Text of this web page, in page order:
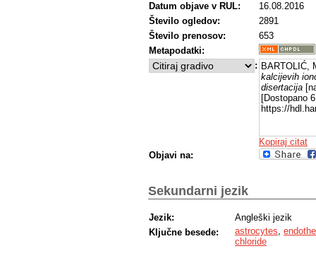
Datum objave v RUL:
16.08.2016
Število ogledov:
2891
Število prenosov:
653
Metapodatki:
: BARTOLIĆ,
kalcijevih
disertacija
[Dostopano
https://
Kopiraj citat
Objavi na:
Sekundarni jezik
Jezik:
Angleški jezik
Ključne besede:
astrocytes
chloride